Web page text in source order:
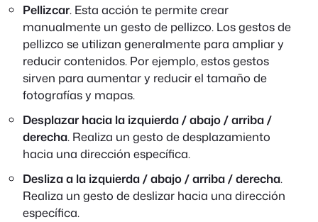
Pellizcar. Esta acción te permite crear
manualmente un gesto de pellizco. Los gestos de
pellizco se utilizan generalmente para ampliar y
reducir contenidos. Por ejemplo, estos gestos
sirven para aumentar y reducir el tamaño de
fotografías y mapas.
Desplazar hacia la izquierda / abajo / arriba /
derecha. Realiza un gesto de desplazamiento
hacia una dirección específica.
Desliza a la izquierda / abajo / arriba / derecha.
Realiza un gesto de deslizar hacia una dirección
específica.